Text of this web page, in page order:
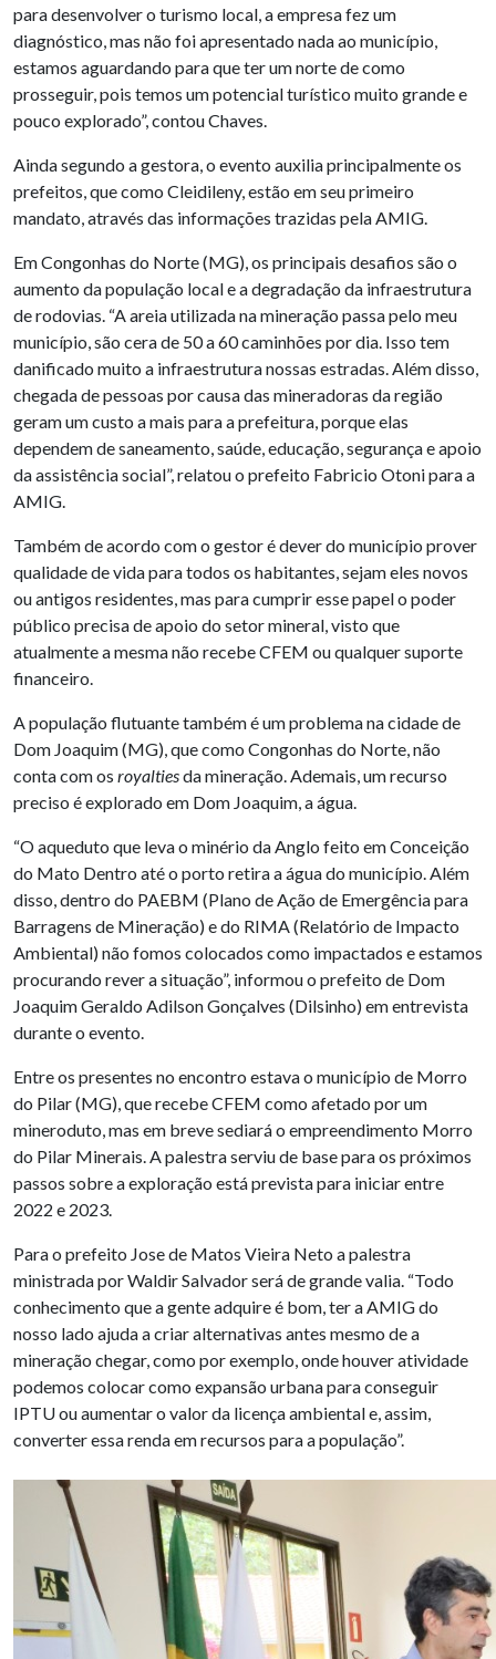
para desenvolver o turismo local, a empresa fez um
diagnóstico, mas não foi apresentado nada ao município,
estamos aguardando para que ter um norte de como
prosseguir, pois temos um potencial turístico muito grande e
pouco explorado”, contou Chaves.
Ainda segundo a gestora, o evento auxilia principalmente os
prefeitos, que como Cleidileny, estão em seu primeiro
mandato, através das informações trazidas pela AMIG.
Em Congonhas do Norte (MG), os principais desafios são o
aumento da população local e a degradação da infraestrutura
de rodovias. “A areia utilizada na mineração passa pelo meu
município, são cera de 50 a 60 caminhões por dia. Isso tem
danificado muito a infraestrutura nossas estradas. Além disso,
chegada de pessoas por causa das mineradoras da região
geram um custo a mais para a prefeitura, porque elas
dependem de saneamento, saúde, educação, segurança e apoio
da assistência social”, relatou o prefeito Fabricio Otoni para a
AMIG.
Também de acordo com o gestor é dever do município prover
qualidade de vida para todos os habitantes, sejam eles novos
ou antigos residentes, mas para cumprir esse papel o poder
público precisa de apoio do setor mineral, visto que
atualmente a mesma não recebe CFEM ou qualquer suporte
financeiro.
A população flutuante também é um problema na cidade de
Dom Joaquim (MG), que como Congonhas do Norte, não
conta com os royaltiesda mineração. Ademais, um recurso
preciso é explorado em Dom Joaquim, a água.
“O aqueduto que leva o minério da Anglo feito em Conceição
do Mato Dentro até o porto retira a água do município. Além
disso, dentro do PAEBM (Plano de Ação de Emergência para
Barragens de Mineração) e do RIMA (Relatório de Impacto
Ambiental) não fomos colocados como impactados e estamos
procurando rever a situação”, informou o prefeito de Dom
Joaquim Geraldo Adilson Gonçalves (Dilsinho) em entrevista
durante o evento.
Entre os presentes no encontro estava o município de Morro
do Pilar (MG), que recebe CFEM como afetado por um
mineroduto, mas em breve sediará o empreendimento Morro
do Pilar Minerais. A palestra serviu de base para os próximos
passos sobre a exploração está prevista para iniciar entre
2022 e 2023.
Para o prefeito Jose de Matos Vieira Neto a palestra
ministrada por Waldir Salvador será de grande valia. “Todo
conhecimento que a gente adquire é bom, ter a AMIG do
nosso lado ajuda a criar alternativas antes mesmo de a
mineração chegar, como por exemplo, onde houver atividade
podemos colocar como expansão urbana para conseguir
IPTU ou aumentar o valor da licença ambiental e, assim,
converter essa renda em recursos para a população”.